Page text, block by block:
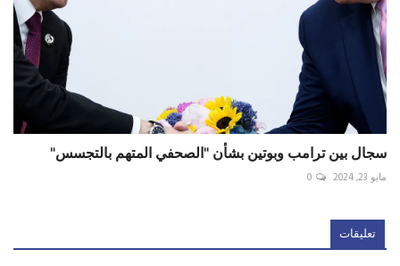
سجال بين ترامب وبوتين بشأن "الصحفي المتهم بالتجسس"
مايو 23, 2024 0
تعليقات